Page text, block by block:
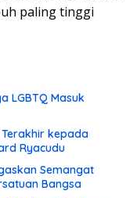
paling tinggi
LGBTQ Masuk
kepada
Ryacudu
Semangat
Bangsa